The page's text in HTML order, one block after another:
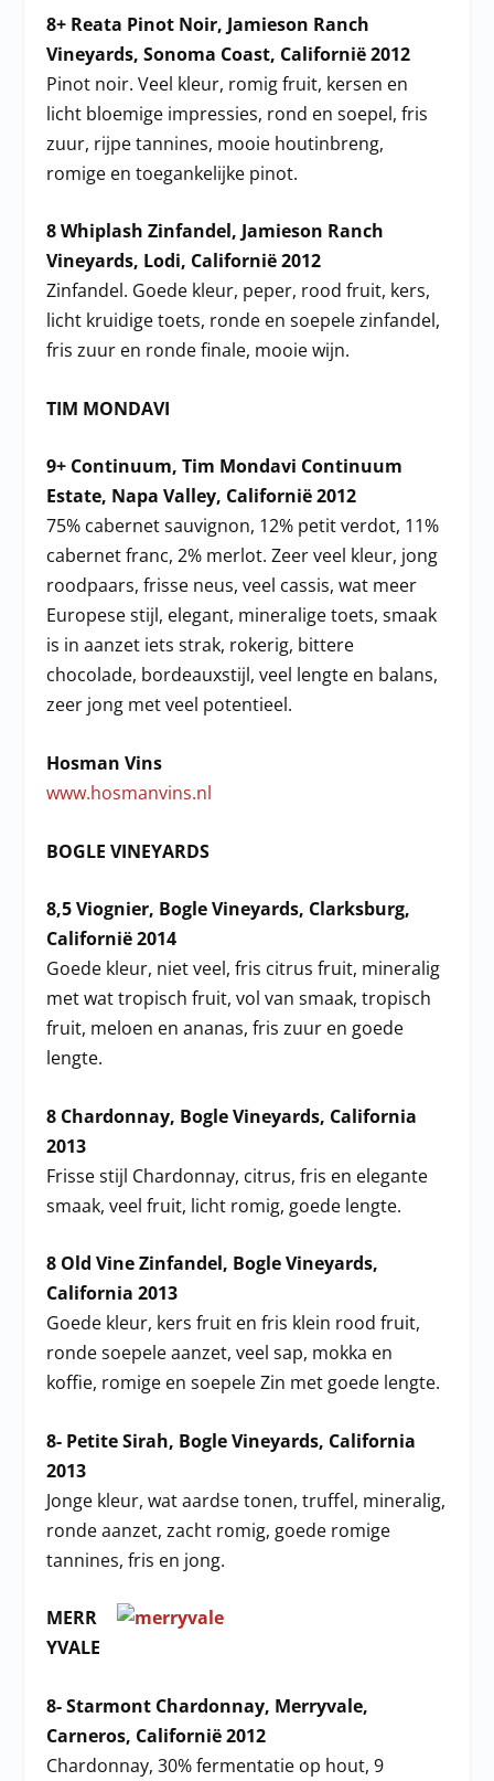
8+ Reata Pinot Noir, Jamieson Ranch
Vineyards, Sonoma Coast, Californië 2012
Pinot noir. Veel kleur, romig fruit, kersen en
licht bloemige impressies, rond en soepel, fris
zuur, rijpe tannines, mooie houtinbreng,
romige en toegankelijke pinot.
8 Whiplash Zinfandel, Jamieson Ranch
Vineyards, Lodi, Californië 2012
Zinfandel. Goede kleur, peper, rood fruit, kers,
licht kruidige toets, ronde en soepele zinfandel,
fris zuur en ronde finale, mooie wijn.
TIM MONDAVI
9+ Continuum, Tim Mondavi Continuum
Estate, Napa Valley, Californië 2012
75% cabernet sauvignon, 12% petit verdot, 11%
cabernet franc, 2% merlot. Zeer veel kleur, jong
roodpaars, frisse neus, veel cassis, wat meer
Europese stijl, elegant, mineralige toets, smaak
is in aanzet iets strak, rokerig, bittere
chocolade, bordeauxstijl, veel lengte en balans,
zeer jong met veel potentieel.
Hosman Vins
www.hosmanvins.nl
BOGLE VINEYARDS
8,5 Viognier, Bogle Vineyards, Clarksburg,
Californië 2014
Goede kleur, niet veel, fris citrus fruit, mineralig
met wat tropisch fruit, vol van smaak, tropisch
fruit, meloen en ananas, fris zuur en goede
lengte.
8 Chardonnay, Bogle Vineyards, California
2013
Frisse stijl Chardonnay, citrus, fris en elegante
smaak, veel fruit, licht romig, goede lengte.
8 Old Vine Zinfandel, Bogle Vineyards,
California 2013
Goede kleur, kers fruit en fris klein rood fruit,
ronde soepele aanzet, veel sap, mokka en
koffie, romige en soepele Zin met goede lengte.
8- Petite Sirah, Bogle Vineyards, California
2013
Jonge kleur, wat aardse tonen, truffel, mineralig,
ronde aanzet, zacht romig, goede romige
tannines, fris en jong.
MERR
YVALE
8- Starmont Chardonnay, Merryvale,
Carneros, Californië 2012
Chardonnay, 30% fermentatie op hout, 9